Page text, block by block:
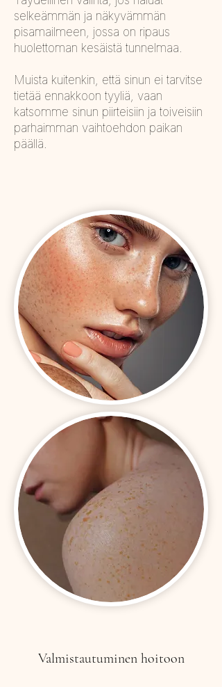
selkeämmän ja näkyvämmän
pisamailmeen, jossa on ripaus
huolettoman kesäistä tunnelmaa.
Muista kuitenkin, että sinun ei tarvitse
tietää ennakkoon tyyliä, vaan
katsomme sinun piirteisiin ja toiveisiin
parhaimman vaihtoehdon paikan
päällä.
Valmistautuminen hoitoon